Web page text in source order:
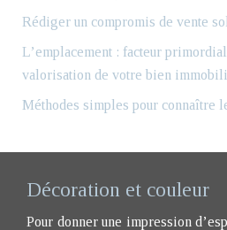
Rédiger un compromis de vente
L’emplacement : facteur
valorisation de votre bien
Méthodes simples pour connaître
Décoration et couleur
Pour donner une impression